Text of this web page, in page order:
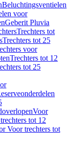
Beluchtingsventielen
voor
Geberit Pluvia
Trechters tot
Trechters tot 25
voor
Trechters tot 12
tot 25
Voor
tot 12
Voor trechters tot